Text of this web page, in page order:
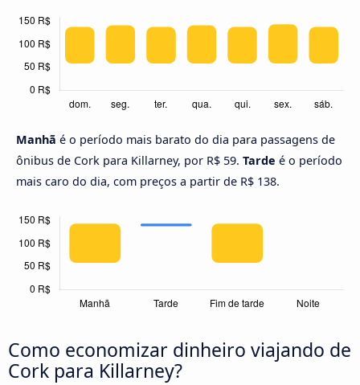
Manhã é o período mais barato do dia para passagens de
ônibus de Cork para Killarney, por R$ 59. Tarde é o período
mais caro do dia, com preços a partir de R$ 138.
Como economizar dinheiro viajando de
Cork para Killarney?